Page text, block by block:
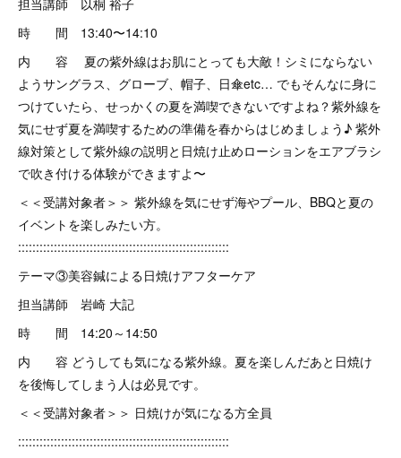
担当講師 以桐 裕子
時 間 13:40〜14:10
内 容 夏の紫外線はお肌にとっても大敵！シミにならない
ようサングラス、グローブ、帽子、日傘etc… でもそんなに身に
つけていたら、せっかくの夏を満喫できないですよね？紫外線を
気にせず夏を満喫するための準備を春からはじめましょう♪ 紫外
線対策として紫外線の説明と日焼け止めローションをエアブラシ
で吹き付ける体験ができますよ〜
＜＜受講対象者＞＞ 紫外線を気にせず海やプール、BBQと夏の
イベントを楽しみたい方。
:::::::::::::::::::::::::::::::::::::::::::::::::::::::::::
テーマ③美容鍼による日焼けアフターケア
担当講師 岩崎 大記
時 間 14:20～14:50
内 容 どうしても気になる紫外線。夏を楽しんだあと日焼け
を後悔してしまう人は必見です。
＜＜受講対象者＞＞ 日焼けが気になる方全員
:::::::::::::::::::::::::::::::::::::::::::::::::::::::::::